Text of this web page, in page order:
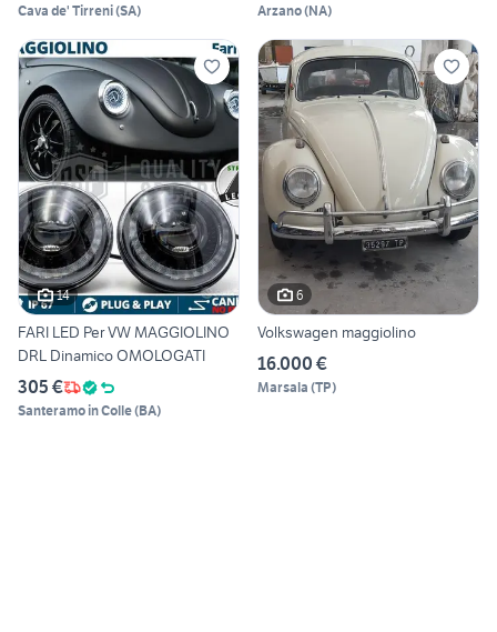
Cava de' Tirreni(SA) Arzano(NA)
14
FARI LED Per VW MAGGIOLINO
DRL Dinamico OMOLOGATI
305 €
Santeramo in Colle(BA)
6
Volkswagen maggiolino
16.000 €
Marsala (TP)